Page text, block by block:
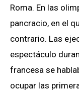
Roma. En las
pancracio, en el
contrario. Las
espectáculo
francesa se
ocupar las